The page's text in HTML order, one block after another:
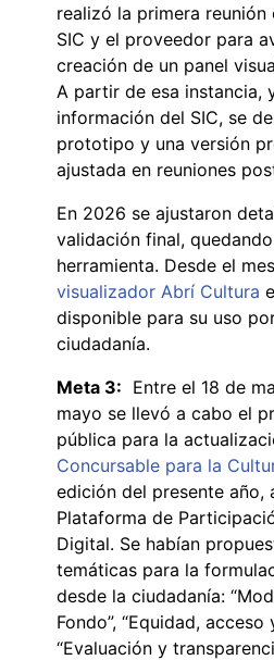
realizó la primera reunión
SIC y el proveedor para
creación de un panel
A partir de esa instancia,
información del SIC, se
prototipo y una versión
ajustada en reuniones
En 2026 se ajustaron
validación final,
herramienta. Desde el
visualizador Abrí Cultura
disponible para su uso
ciudadanía.
Meta 3: Entre el 18 de
mayo se llevó a cabo el
pública para la
Concursable para la
edición del presente año,
Plataforma de
Digital. Se habían
temáticas para la
desde la ciudadanía:
Fondo”, “Equidad, acceso
“Evaluación y